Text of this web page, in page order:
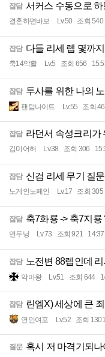
잡담 서커스 수동으로 하
결혼하면바보 Lv.50 조회 540
잡담 다들 리세 렙 몇까
축14악활 Lv.5 조회 656
잡담 투사를 위한 나의
팬텀나이트 Lv.55 조회
잡담 라던서 속성크리가
깁미어허 Lv.38 조회 306
잡담 신검 리세 무기 질
노게인노페인 Lv.17 조회 305
잡담 축7화룡 -> 축7지룡
연두닝 Lv.73 조회 921 14:37
잡담 노전변 88렙인데
악마왕 Lv.51 조회 644
잡담 린엠X) 세상에 큰
연인여포 Lv.52 조회 1301
질문 혹시 저 마격기되나